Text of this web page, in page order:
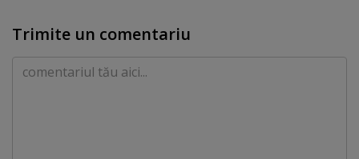
Trimite un comentariu
Comentariu